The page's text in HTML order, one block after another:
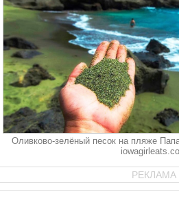
Оливково-зелёный песок на пляже
РЕКЛАМА